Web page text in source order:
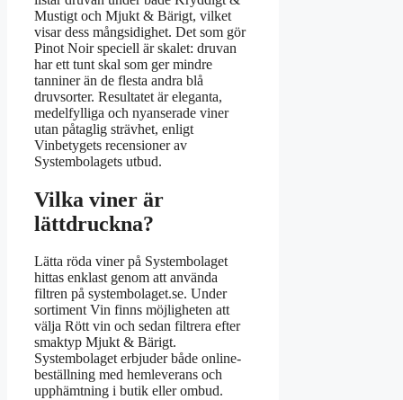
Mustigt och Mjukt & Bärigt, vilket
visar dess mångsidighet. Det som gör
Pinot Noir speciell är skalet: druvan
har ett tunt skal som ger mindre
tanniner än de flesta andra blå
druvsorter. Resultatet är eleganta,
medelfylliga och nyanserade viner
utan påtaglig strävhet, enligt
Vinbetygets recensioner av
Systembolagets utbud.
Vilka viner är
lättdruckna?
Lätta röda viner på Systembolaget
hittas enklast genom att använda
filtren på systembolaget.se. Under
sortiment Vin finns möjligheten att
välja Rött vin och sedan filtrera efter
smaktyp Mjukt & Bärigt.
Systembolaget erbjuder både online-
beställning med hemleverans och
upphämtning i butik eller ombud.